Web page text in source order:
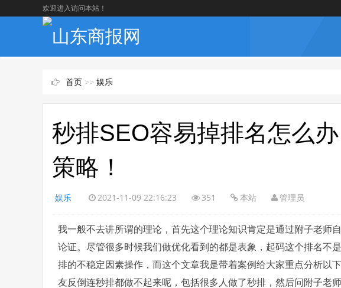
欢迎进入访问本站！
首页 >> 娱乐
秒排SEO容易掉排名怎么
策略！
娱乐 2021-11-09 22:16:23 351 本站 管理员
我一般不去讲所谓的理论，首先这个理论知识肯定是通过附子老师
论证。尽管很多时候我们做优化看到的都是表象，起码这个排名不
排的不稳定因素操作，而这个文章我是带着案例给大家重点分析以
友反倒连秒排都做不起来呢，包括很多人做了秒排，然后问附子老